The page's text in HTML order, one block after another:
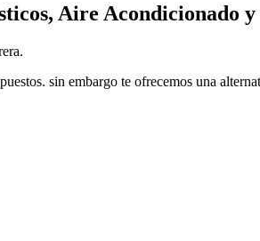
Aire Acondicionado
sin embargo te ofrecemos una